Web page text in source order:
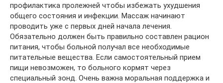
профилактика пролежней чтобы избежать ухудшения
общего состояния и инфекции. Массаж начинают
проводить уже с первых дней начала лечения.
Обязательно должен быть правильно составлен рацион
питания, чтобы больной получал все необходимые
питательные вещества. Если самостоятельный прием
пищи невозможен, то больного кормят через
специальный зонд. Очень важна моральная поддержка и